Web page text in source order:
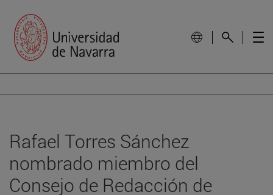
Rafael Torres Sánchez
nombrado miembro del
Consejo de Redacción de